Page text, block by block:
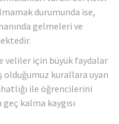
durumunda ise,
gelmeleri ve
veliler için büyük faydalar
olduğumuz kurallara uyan
ile öğrencilerini
kalma kaygısı